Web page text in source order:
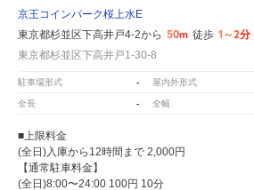
京王コインパーク桜上水E
東京都杉並区下高井戸4-2から 50m 徒歩 1～2分
東京都杉並区下高井戸1-30-8
駐車場形式 - 屋内外形式
全長 - 全幅
■上限料金
(全日)入庫から12時間まで 2,000円
【通常駐車料金】
(全日)8:00〜24:00 100円 10分